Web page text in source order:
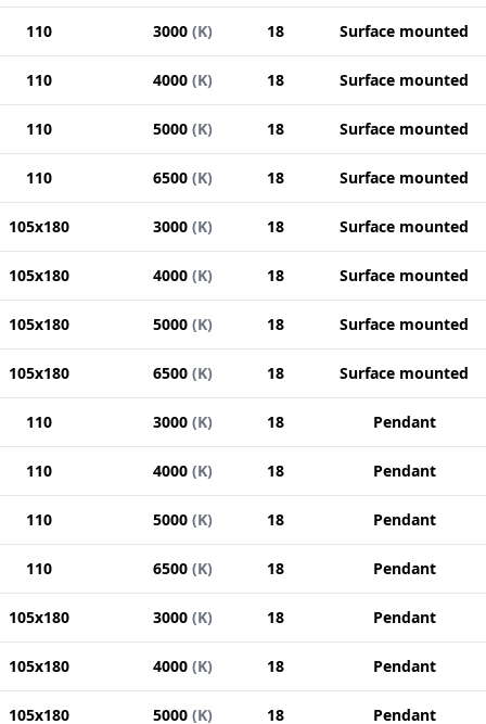
Surface mounted
18
3000 (K)
110
Surface mounted
18
4000 (K)
110
Surface mounted
18
5000 (K)
110
Surface mounted
18
6500 (K)
110
Surface mounted
18
3000 (K)
105x180
Surface mounted
18
4000 (K)
105x180
Surface mounted
18
5000 (K)
105x180
Surface mounted
18
6500 (K)
105x180
Pendant
18
3000 (K)
110
Pendant
18
4000 (K)
110
Pendant
18
5000 (K)
110
Pendant
18
6500 (K)
110
Pendant
18
3000 (K)
105x180
Pendant
18
4000 (K)
105x180
Pendant
18
5000 (K)
105x180